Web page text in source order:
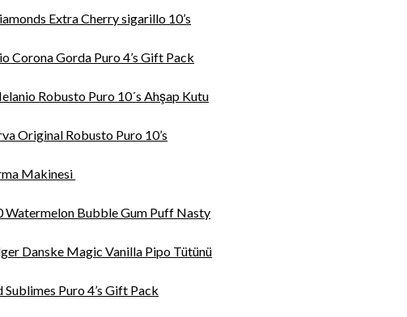
Extra Cherry sigarillo 10’s
Corona Gorda Puro 4’s Gift Pack
Robusto Puro 10´s Ahşap Kutu
Original Robusto Puro 10’s
Makinesi
Watermelon Bubble Gum Puff Nasty
Danske Magic Vanilla Pipo Tütünü
Puro 4’s Gift Pack